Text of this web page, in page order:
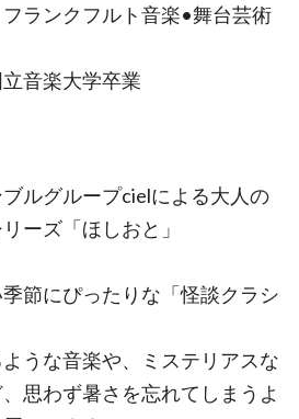
ンクフルト音楽•舞台芸術
音楽大学卒業
ルグループcielによる大人の
ーズ「ほしおと」
節にぴったりな「怪談クラシ
うな音楽や、ミステリアスな
思わず暑さを忘れてしまうよ